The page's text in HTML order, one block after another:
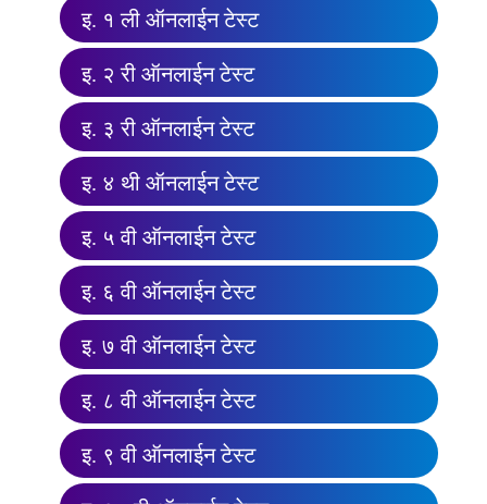
इ. १ ली ऑनलाईन टेस्ट
इ. २ री ऑनलाईन टेस्ट
इ. ३ री ऑनलाईन टेस्ट
इ. ४ थी ऑनलाईन टेस्ट
इ. ५ वी ऑनलाईन टेस्ट
इ. ६ वी ऑनलाईन टेस्ट
इ. ७ वी ऑनलाईन टेस्ट
इ. ८ वी ऑनलाईन टेस्ट
इ. ९ वी ऑनलाईन टेस्ट